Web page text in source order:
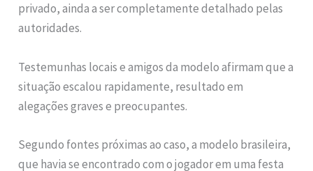
privado, ainda a ser completamente detalhado pelas
autoridades.
Testemunhas locais e amigos da modelo afirmam que a
situação escalou rapidamente, resultado em
alegações graves e preocupantes.
Segundo fontes próximas ao caso, a modelo brasileira,
que havia se encontrado com o jogador em uma festa